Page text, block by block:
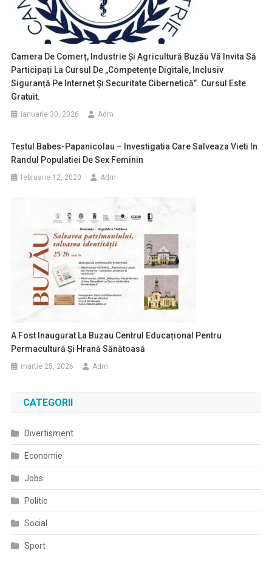
Camera De Comerț, Industrie Și Agricultură Buzău Vă Invita Să
Participați La Cursul De „Competențe Digitale, Inclusiv
Siguranță Pe Internet Și Securitate Cibernetică”. Cursul Este
Gratuit.
ianuarie 30, 2026 Adm
Testul Babes-Papanicolau – Investigatia Care Salveaza Vieti In
Randul Populatiei De Sex Feminin
februarie 12, 2020 Adm
A Fost Inaugurat La Buzau Centrul Educațional Pentru
Permacultură Și Hrană Sănătoasă
martie 25, 2026 Adm
CATEGORII
Divertisment
Economie
Jobs
Politic
Social
Sport